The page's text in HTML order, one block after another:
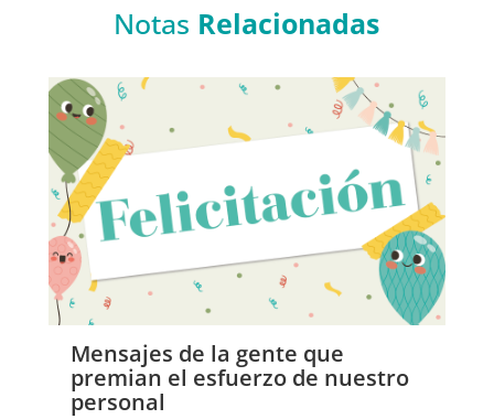
Notas Relacionadas
Mensajes de la gente que
premian el esfuerzo de nuestro
personal